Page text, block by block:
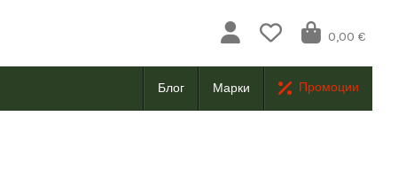
0,00 €
Промоции
Марки
Блог